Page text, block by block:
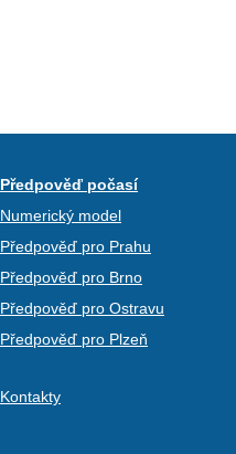
Předpověď počasí
Numerický model
Předpověď pro Prahu
Předpověď pro Brno
Předpověď pro Ostravu
Předpověď pro Plzeň
Kontakty